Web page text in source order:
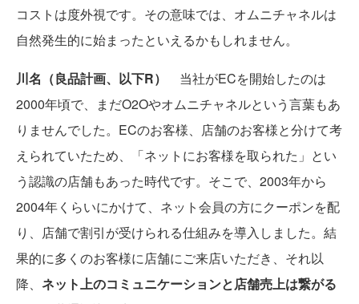
コストは度外視です。その意味では、オムニチャネルは
自然発生的に始まったといえるかもしれません。
川名（良品計画、以下R）
当社がECを開始したのは
2000年頃で、まだO2Oやオムニチャネルという言葉もあ
りませんでした。ECのお客様、店舗のお客様と分けて考
えられていたため、「ネットにお客様を取られた」とい
う認識の店舗もあった時代です。そこで、2003年から
2004年くらいにかけて、ネット会員の方にクーポンを配
り、店舗で割引が受けられる仕組みを導入しました。結
果的に多くのお客様に店舗にご来店いただき、それ以
降、 ネット上のコミュニケーションと店舗売上は繋がる